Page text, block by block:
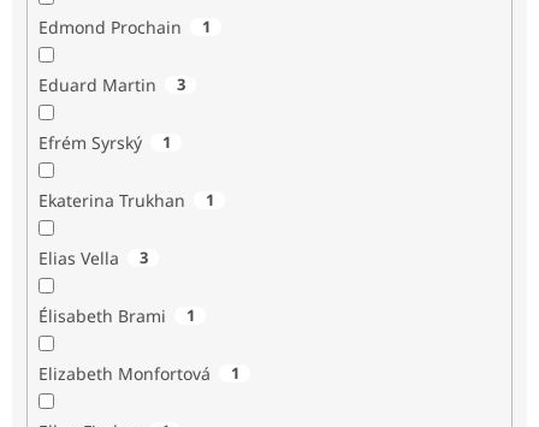
Edmond Prochain 1
Eduard Martin 3
Efrém Syrský 1
Ekaterina Trukhan 1
Elias Vella 3
Élisabeth Brami 1
Elizabeth Monfortová 1